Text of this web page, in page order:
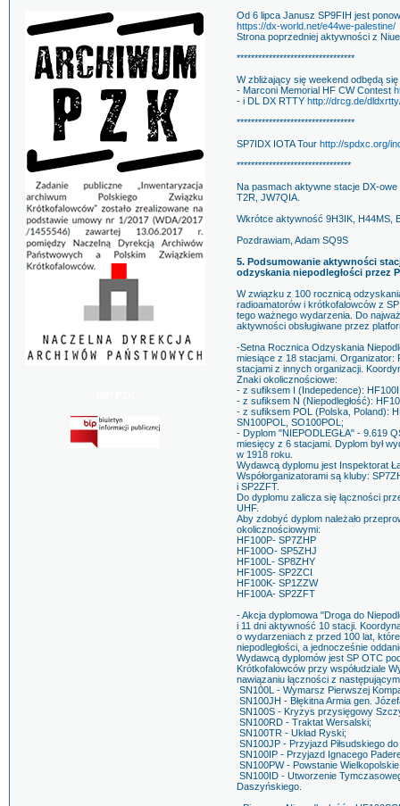
Od 6 lipca Janusz SP9FIH jest
https://dx-world.net/e44we-palestine/
Strona poprzedniej aktywności z
*********************************
W zbliżający się weekend odbędą
- Marconi Memorial HF CW Contest
- i DL DX RTTY http://drcg.de/
*********************************
SP7IDX IOTA Tour http://spdxc.org/
********************************
Na pasmach aktywne stacje DX-
T2R, JW7QIA.
Wkrótce aktywność 9H3IK, H44MS,
Pozdrawiam, Adam SQ9S
5. Podsumowanie aktywności
odzyskania niepodległości przez
W związku z 100 rocznicą
radioamatorów i krótkofalowców z SP
tego ważnego wydarzenia. Do
aktywności obsługiwane przez
-Setna Rocznica Odzyskania
miesiące z 18 stacjami. Organizator:
stacjami z innych organizacji.
Znaki okolicznościowe:
- z sufiksem I (Indepedence):
- z sufiksem N (Niepodległość):
- z sufiksem POL (Polska, Poland):
SN100POL, SO100POL;
- Dyplom "NIEPODLEGŁA" - 9.619
miesięcy z 6 stacjami. Dyplom był
w 1918 roku.
Wydawcą dyplomu jest Inspektorat
Współorganizatorami są kluby:
i SP2ZFT.
Do dyplomu zalicza się łączności
UHF.
Aby zdobyć dyplom należało
okolicznościowymi:
HF100P- SP7ZHP
HF100O- SP5ZHJ
HF100L- SP8ZHY
HF100S- SP2ZCI
HF100K- SP1ZZW
HF100A- SP2ZFT
- Akcja dyplomowa "Droga do
i 11 dni aktywność 10 stacji.
o wydarzeniach z przed 100 lat,
niepodległości, a jednocześnie
Wydawcą dyplomów jest SP OTC
Krótkofalowców przy współudziale
nawiązaniu łączności z
SN100L - Wymarsz Pierwszej
SN100JH - Błękitna Armia gen.
SN100S - Kryzys przysięgowy
SN100RD - Traktat Wersalski;
SN100TR - Układ Ryski;
SN100JP - Przyjazd Piłsudskiego
SN100IP - Przyjazd Ignacego
SN100PW - Powstanie
SN100ID - Utworzenie
Daszyńskiego.